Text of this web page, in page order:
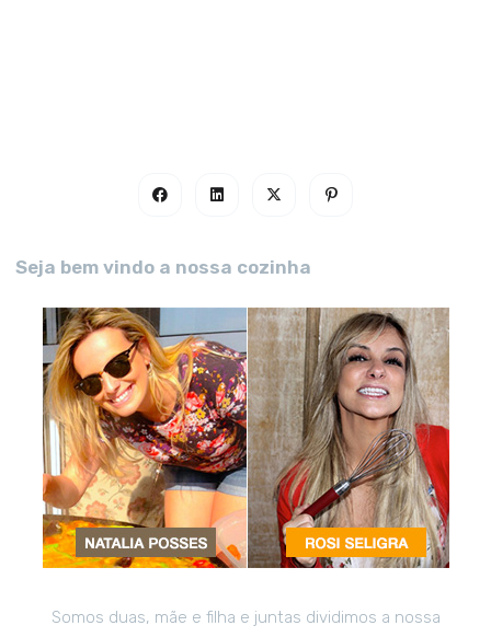
Seja bem vindo a nossa cozinha
Somos duas, mãe e filha e juntas dividimos a nossa